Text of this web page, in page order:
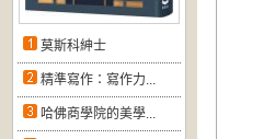
莫斯科紳士
精準寫作：寫作力...
哈佛商學院的美學...